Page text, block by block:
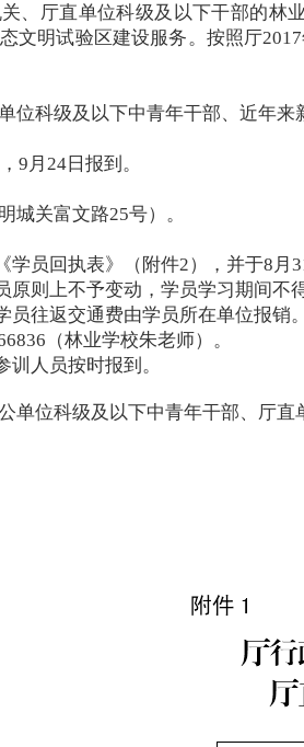
、厅直单位科级及以下干部的林
文明试验区建设服务。按照厅
位科级及以下中青年干部、近年
9月24日报到。
城关富文路25号）。
学员回执表》（附件2），并于8月
原则上不予变动，学员学习期间不
员往返交通费由学员所在单位报销。
（林业学校朱老师）。
训人员按时报到。
单位科级及以下中青年干部、厅